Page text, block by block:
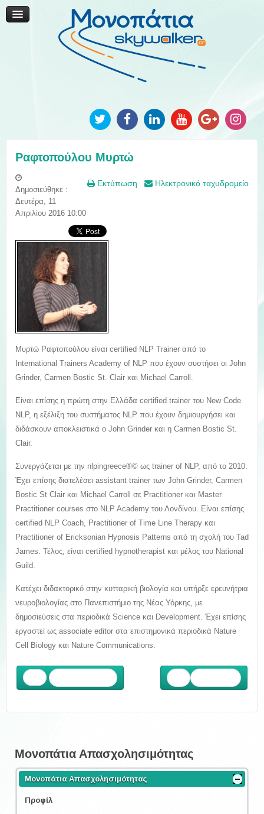
Μονοπάτια Καινοτομίας
Μονοπάτια Τοπικής Ανάπτυξης
Ανακοινώσεις
Φωτογραφίες
Ραφτοπούλου Μυρτώ
Εκτύπωση Ηλεκτρονικό ταχυδρομείο
Δημοσιεύθηκε :
Δευτέρα, 11
Απριλίου 2016 10:00
Μυρτώ Ραφτοπούλου είναι certified ΝLP Trainer από το
International Trainers Academy of NLP που έχουν συστήσει οι John
Grinder, Carmen Bostic St. Clair και Michael Carroll.
Είναι επίσης η πρώτη στην Ελλάδα certified trainer του New Code
NLP, η εξέλιξη του συστήματος NLP που έχουν δημιουργήσει και
διδάσκουν αποκλειστικά ο John Grinder και η Carmen Bostic St.
Clair.
Συνεργάζεται με την nlpingreece®© ως trainer of NLP, από το 2010.
Έχει επίσης διατελέσει assistant trainer των John Grinder, Carmen
Bostic St Clair και Michael Carroll σε Practitioner και Master
Practitioner courses στο NLP Academy του Λονδίνου. Είναι επίσης
certified NLP Coach, Practitioner of Time Line Therapy και
Practitioner of Ericksonian Hypnosis Patterns από τη σχολή του Tad
James. Τέλος, είναι certified hypnotherapist και μέλος του National
Guild.
Κατέχει διδακτορικό στην κυτταρική βιολογία και υπήρξε ερευνήτρια
νευροβιολογίας στο Πανεπιστήμιο της Νέας Υόρκης, με
δημοσιεύσεις στα περιοδικά Science και Development. Έχει επίσης
εργαστεί ως associate editor στα επιστημονικά περιοδικά Nature
Cell Biology και Nature Communications.
Μονοπάτια Απασχολησιμότητας
Μονοπάτια Απασχολησιμότητας
Προφίλ